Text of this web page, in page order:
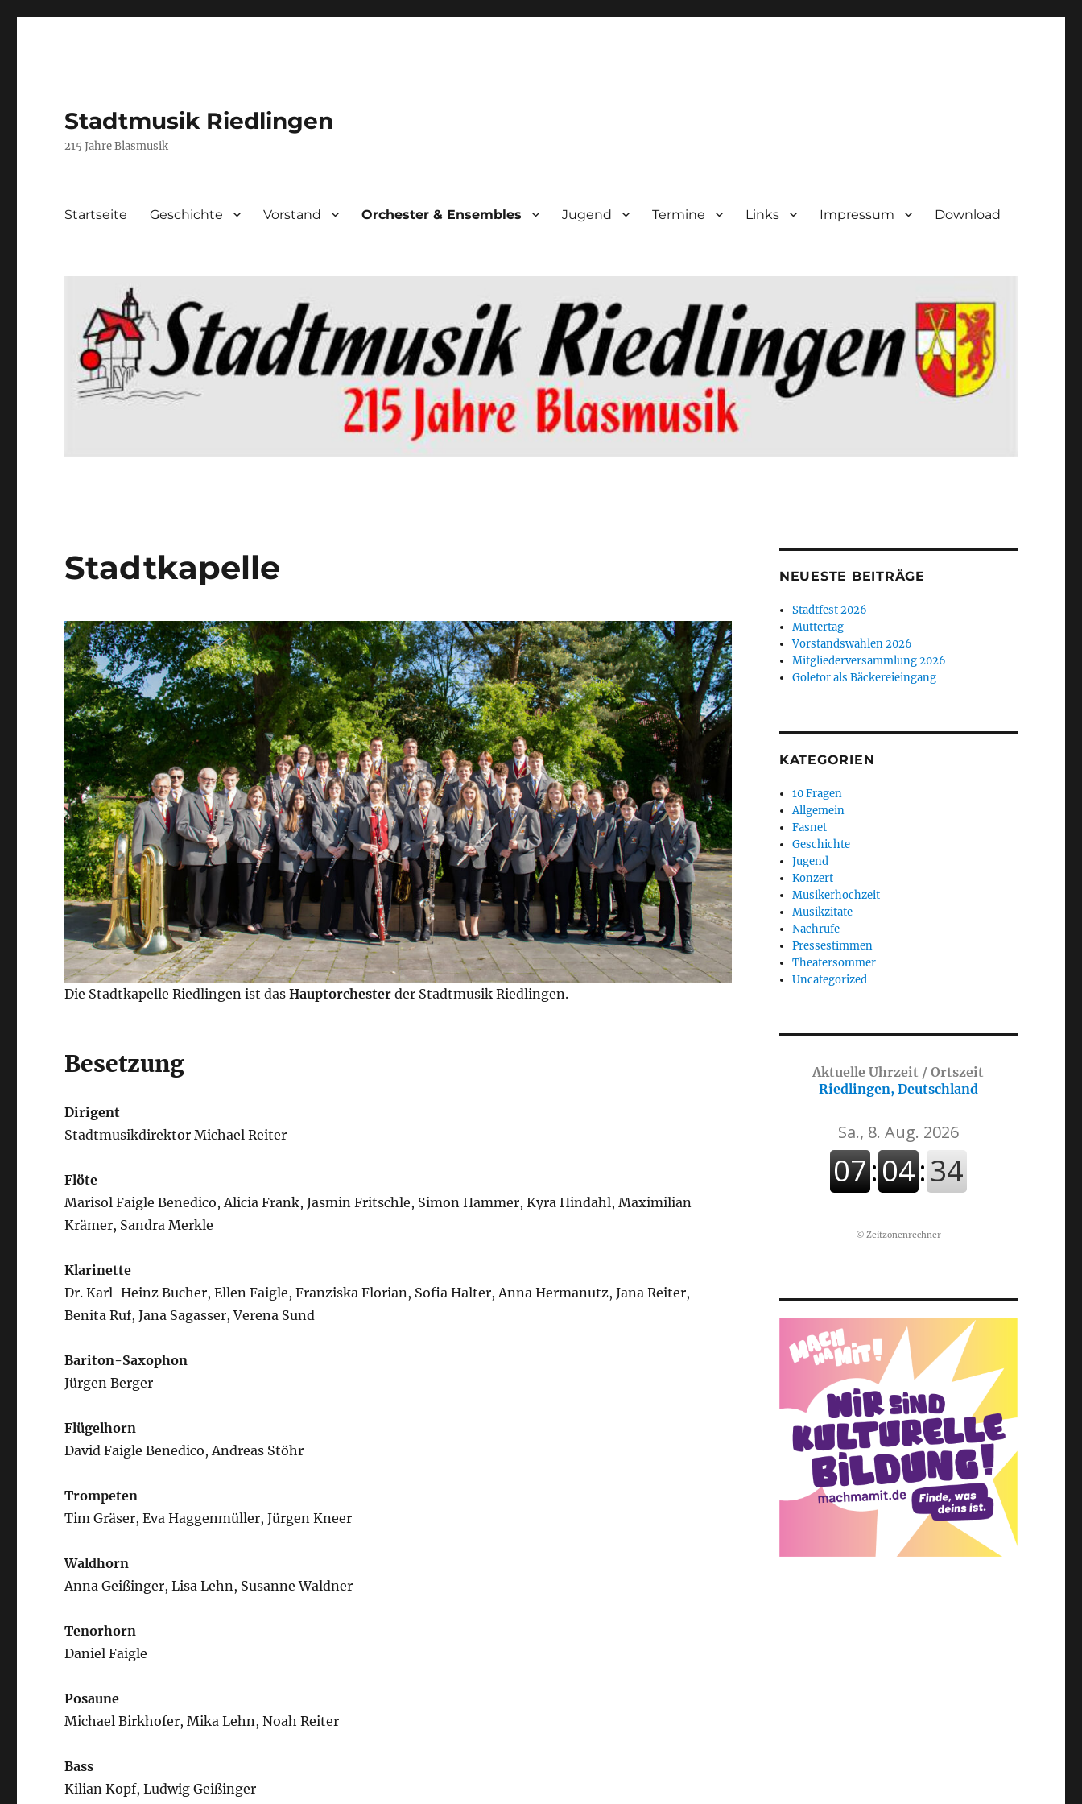
Stadtmusik Riedlingen
215 Jahre Blasmusik
Startseite Geschichte Vorstand Orchester & Ensembles Jugend Termine Links Impressum Download
Stadtkapelle
Die Stadtkapelle Riedlingen ist dasHauptorchester der Stadtmusik Riedlingen.
Besetzung
Dirigent
Stadtmusikdirektor Michael Reiter
Flöte
Marisol Faigle Benedico, Alicia Frank, Jasmin Fritschle, Simon Hammer, Kyra Hindahl, Maximilian
Krämer, Sandra Merkle
Klarinette
Dr. Karl-Heinz Bucher, Ellen Faigle, Franziska Florian, Sofia Halter, Anna Hermanutz, Jana Reiter,
Benita Ruf, Jana Sagasser, Verena Sund
Bariton-Saxophon
Jürgen Berger
Flügelhorn
David Faigle Benedico, Andreas Stöhr
Trompeten
Tim Gräser, Eva Haggenmüller, Jürgen Kneer
Waldhorn
Anna Geißinger, Lisa Lehn, Susanne Waldner
Tenorhorn
Daniel Faigle
Posaune
Michael Birkhofer, Mika Lehn, Noah Reiter
Bass
Kilian Kopf, Ludwig Geißinger
NEUESTE BEITRÄGE
Stadtfest 2026
Muttertag
Vorstandswahlen 2026
Mitgliederversammlung 2026
Goletor als Bäckereieingang
KATEGORIEN
10 Fragen
Allgemein
Fasnet
Geschichte
Jugend
Konzert
Musikerhochzeit
Musikzitate
Nachrufe
Pressestimmen
Theatersommer
Uncategorized
Aktuelle Uhrzeit / Ortszeit
Riedlingen, Deutschland
© Zeitzonenrechner